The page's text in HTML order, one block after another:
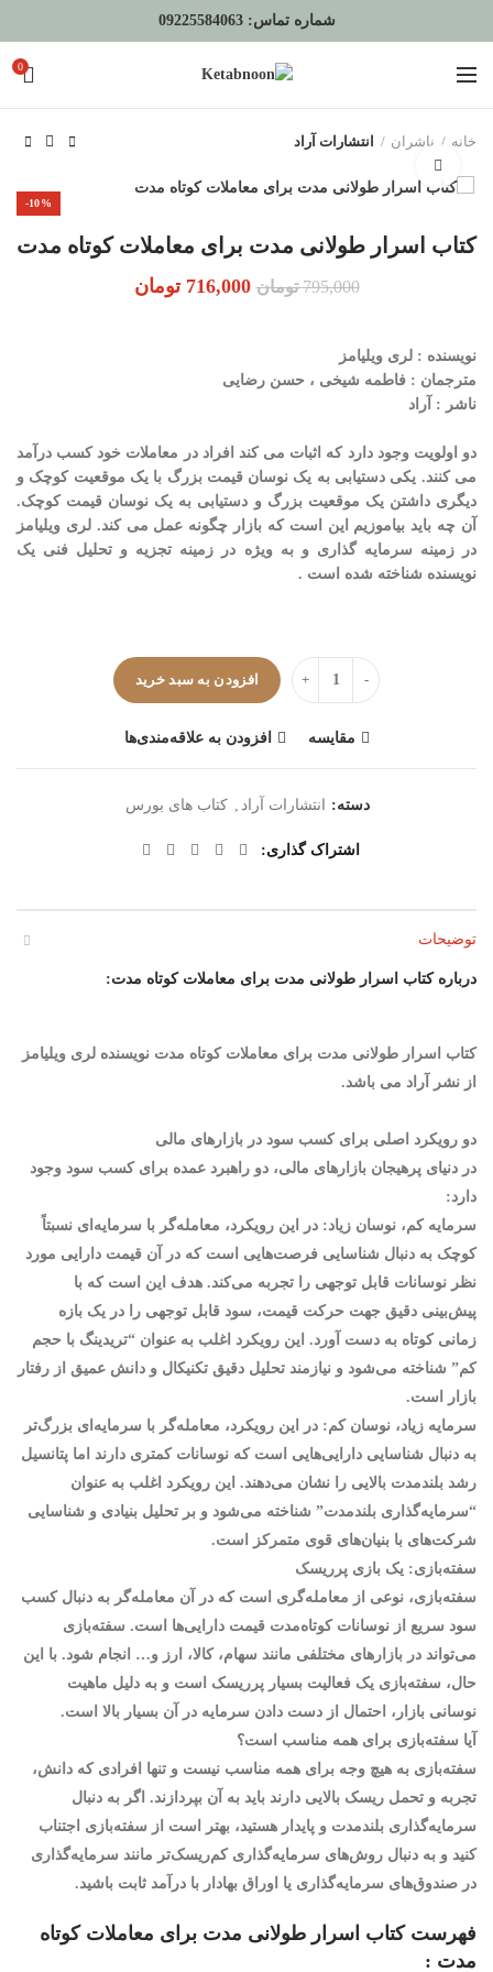
شماره تماس:09225584063
0
خانه ناشران انتشارات آراد
-10%
کتاب اسرار طولانی مدت برای معاملات کوتاه مدت
795,000 تومان قیمت
716,000 تومان
نویسنده : لری ويليامز
مترجمان : فاطمه شيخی ، حسن رضايی
ناشر : آراد
دو اولویت وجود دارد که اثبات می کند افراد در معاملات خود کسب درآمد
می کنند. یکی دستیابی به یک نوسان قیمت بزرگ با یک موقعیت کوچک و
دیگری داشتن یک موقعیت بزرگ و دستیابی به یک نوسان قیمت کوچک.
آن چه باید بیاموزیم این است که بازار چگونه عمل می کند. لری ویلیامز
در زمینه سرمایه گذاری و به ویژه در زمینه تجزیه و تحلیل فنی یک
نویسنده شناخته شده است .
تعداد
افزودن به سبد خرید
مقایسه افزودن به علاقه‌مندی‌ها
دسته: انتشارات آراد کتاب های بورس
اشتراک گذاری
توضیحات
درباره کتاب اسرار طولانی مدت برای معاملات کوتاه مدت:
کتاب اسرار طولانی مدت برای معاملات کوتاه مدت نویسنده لری ویلیامز
از نشر آراد می باشد.
دو رویکرد اصلی برای کسب سود در بازارهای مالی
در دنیای پرهیجان بازارهای مالی، دو راهبرد عمده برای کسب سود وجود
دارد:
سرمایه کم، نوسان زیاد: در این رویکرد، معامله‌گر با سرمایه‌ای نسبتاً
کوچک به دنبال شناسایی فرصت‌هایی است که در آن قیمت دارایی مورد
نظر نوسانات قابل توجهی را تجربه می‌کند. هدف این است که با
پیش‌بینی دقیق جهت حرکت قیمت، سود قابل توجهی را در یک بازه
زمانی کوتاه به دست آورد. این رویکرد اغلب به عنوان “تریدینگ با حجم
کم” شناخته می‌شود و نیازمند تحلیل دقیق تکنیکال و دانش عمیق از رفتار
بازار است.
سرمایه زیاد، نوسان کم: در این رویکرد، معامله‌گر با سرمایه‌ای بزرگ‌تر
به دنبال شناسایی دارایی‌هایی است که نوسانات کمتری دارند اما پتانسیل
رشد بلندمدت بالایی را نشان می‌دهند. این رویکرد اغلب به عنوان
“سرمایه‌گذاری بلندمدت” شناخته می‌شود و بر تحلیل بنیادی و شناسایی
شرکت‌های با بنیان‌های قوی متمرکز است.
سفته‌بازی: یک بازی پرریسک
سفته‌بازی، نوعی از معامله‌گری است که در آن معامله‌گر به دنبال کسب
سود سریع از نوسانات کوتاه‌مدت قیمت دارایی‌ها است. سفته‌بازی
می‌تواند در بازارهای مختلفی مانند سهام، کالا، ارز و… انجام شود. با این
حال، سفته‌بازی یک فعالیت بسیار پرریسک است و به دلیل ماهیت
نوسانی بازار، احتمال از دست دادن سرمایه در آن بسیار بالا است.
آیا سفته‌بازی برای همه مناسب است؟
سفته‌بازی به هیچ وجه برای همه مناسب نیست و تنها افرادی که دانش،
تجربه و تحمل ریسک بالایی دارند باید به آن بپردازند. اگر به دنبال
سرمایه‌گذاری بلندمدت و پایدار هستید، بهتر است از سفته‌بازی اجتناب
کنید و به دنبال روش‌های سرمایه‌گذاری کم‌ریسک‌تر مانند سرمایه‌گذاری
در صندوق‌های سرمایه‌گذاری یا اوراق بهادار با درآمد ثابت باشید.
فهرست کتاب اسرار طولانی مدت برای معاملات کوتاه
مدت :